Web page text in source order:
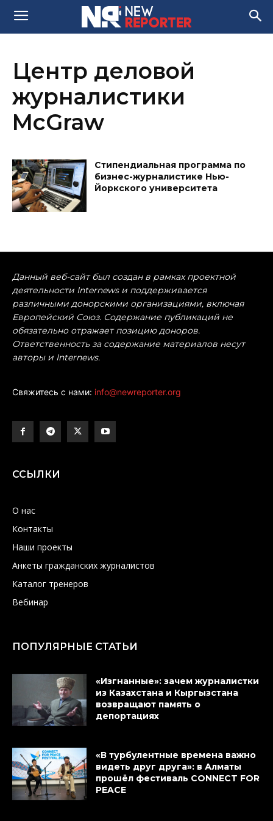
Центр деловой
журналистики
McGraw
Стипендиальная программа по
бизнес-журналистике Нью-
Йоркского университета
Данный веб-сайт был создан в рамках проектной
деятельности Internews и поддерживается
различными донорскими организациями, включая
Европейский Союз. Содержание публикаций не
обязательно отражает позицию доноров.
Ответственность за содержание материалов несут
авторы и Internews.
Свяжитесь с нами: info@newreporter.org
ССЫЛКИ
О нас
Контакты
Наши проекты
Анкеты гражданских журналистов
Каталог тренеров
Вебинар
ПОПУЛЯРНЫЕ СТАТЬИ
«Изгнанные»: зачем журналистки
из Казахстана и Кыргызстана
возвращают память о
депортациях
«В турбулентные времена важно
видеть друг друга»: в Алматы
прошёл фестиваль CONNECT FOR
PEACE